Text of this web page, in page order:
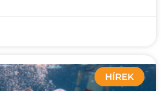
HÍREK